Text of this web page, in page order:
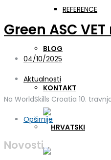
REFERENCE
BLOG
KONTAKT
Green ASC
04/10/2025
Aktualnosti
Na WorldSkills Croatia 10.
Opširnije
Novosti